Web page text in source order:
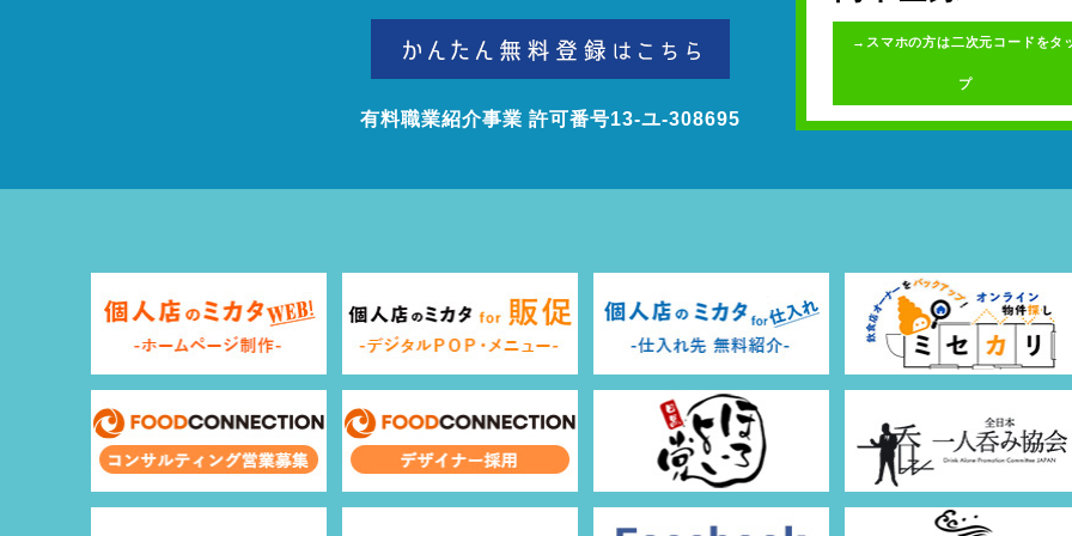
有料職業紹介事業 許可番号13‐ユ‐308695
スマホの方は二次元コードをタ
プ